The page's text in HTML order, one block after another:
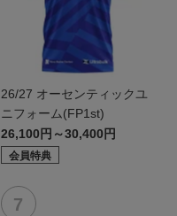
26/27 オーセンティックユ
ニフォーム(FP1st)
26,100円～30,400円
会員特典